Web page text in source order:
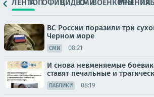
ЛЕНТАТОПОФИЦ.ВИДЕОСМИВОЕНКОРЫМНЕНИЯ
ВС России поразили три
Черном море
СМИ 08:21
И снова невменяемые
ставят печальные и
ПАБЛИКИ 08:19